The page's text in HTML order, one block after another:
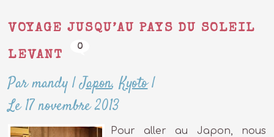
VOYAGE JUSQU’AU PAYS DU SOLEIL
LEVANT
0
Par mandy |Japon,Kyoto|
Le 17 novembre 2013
Pour aller au Japon, nous